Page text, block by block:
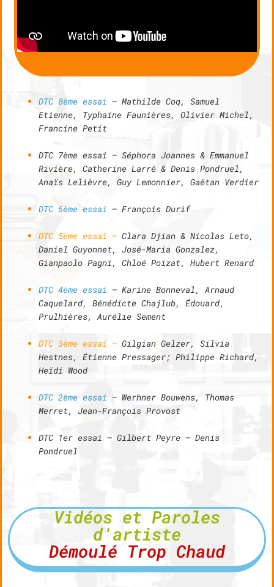
DTC 8ème essai – Mathilde Coq, Samuel
Etienne, Typhaine Faunières, Olivier Michel,
Francine Petit
DTC 7ème essai – Séphora Joannes & Emmanuel
Rivière, Catherine Larré & Denis Pondruel,
Anaïs Lelièvre, Guy Lemonnier, Gaëtan Verdier
DTC 6ème essai – François Durif
DTC 5ème essai – Clara Djian & Nicolas Leto,
Daniel Guyonnet, José-Maria Gonzalez,
Gianpaolo Pagni, Chloé Poizat, Hubert Renard
DTC 4ème essai – Karine Bonneval, Arnaud
Caquelard, Bénédicte Chajlub, Édouard,
Prulhières, Aurélie Sement
DTC 3ème essai – Gilgian Gelzer, Silvia
Hestnes, Étienne Pressager; Philippe Richard,
Heïdi Wood
DTC 2ème essai – Werhner Bouwens, Thomas
Merret, Jean-François Provost
DTC 1er essai – Gilbert Peyre – Denis
Pondruel
Vidéos et Paroles
d'artiste
Démoulé Trop Chaud